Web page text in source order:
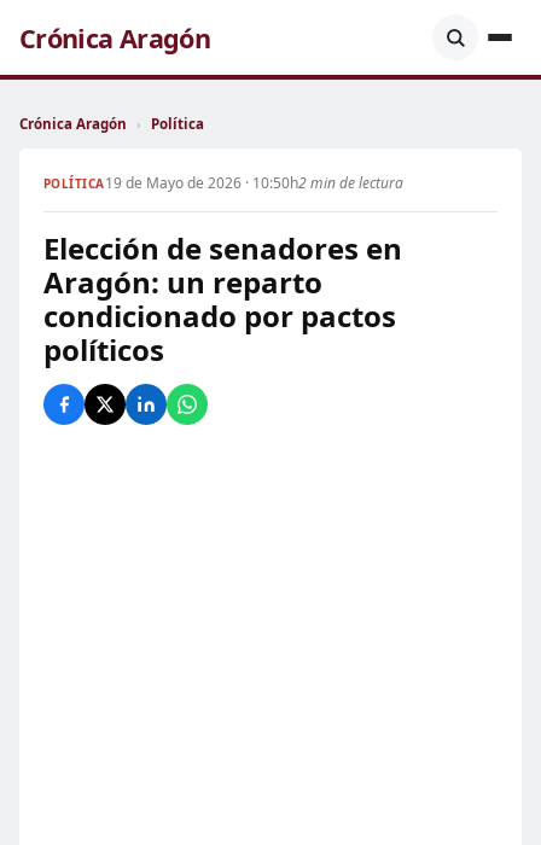
Crónica Aragón
Crónica Aragón › Política
POLÍTICA19 de Mayo de 2026 · 10:50h2 min de lectura
Elección de senadores en
Aragón: un reparto
condicionado por pactos
políticos